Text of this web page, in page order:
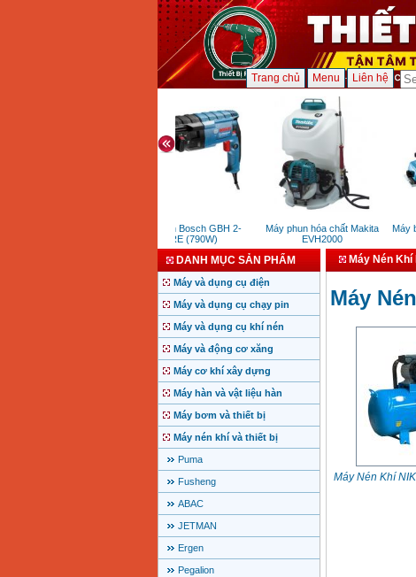
Trang chủ Menu Liên hệ
Máy khoan Bosch GBH 2-
24DRE (790W)
Máy phun hóa chất Makita
EVH2000
Máy
DANH MỤC SẢN PHẨM
Máy và dụng cụ điện
Máy và dụng cụ chạy pin
Máy và dụng cụ khí nén
Máy và động cơ xăng
Máy cơ khí xây dựng
Máy hàn và vật liệu hàn
Máy bơm và thiết bị
Máy nén khí và thiết bị
Puma
Fusheng
ABAC
JETMAN
Ergen
Pegalion
Máy Nén
Máy
Máy Nén Khí